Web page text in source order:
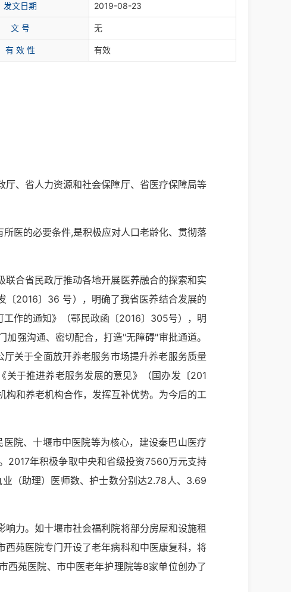
发文日期 2019-08-23
文 号 无
有 效 性 有效
、省人力资源和社会保障厅、省医疗保障局等
医的必要条件,是积极应对人口老龄化、贯彻落
合省民政厅推动各地开展医养融合的探索和实
〔2016〕36 号），明确了我省医养结合发展的
作的通知》（鄂民政函〔2016〕305号），明
强沟通、密切配合，打造"无障碍"审批通道。
关于全面放开养老服务市场提升养老服务质量
于推进养老服务发展的意见》（国办发〔201
和养老机构合作，发挥互补优势。为今后的工
院、十堰市中医院等为核心，建设秦巴山医疗
2017年积极争取中央和省级投资7560万元支持
（助理）医师数、护士数分别达2.78人、3.69
力。如十堰市社会福利院将部分房屋和设施租
苑医院专门开设了老年病科和中医康复科，将
西苑医院、市中医老年护理院等8家单位创办了